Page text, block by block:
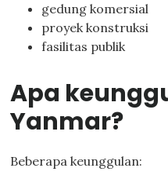
gedung komersial
proyek konstruksi
fasilitas publik
Apa
Yanmar?
Beberapa keunggulan: